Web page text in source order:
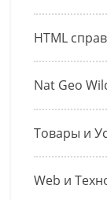
HTML
Nat Geo
Товары и
Web и